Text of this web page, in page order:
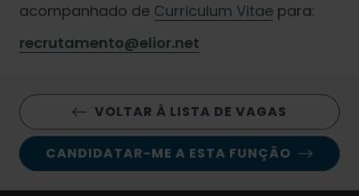
acompanhado de Curriculum Vitae para:
recrutamento@elior.net
VOLTAR À LISTA DE VAGAS
CANDIDATAR-ME A ESTA FUNÇÃO